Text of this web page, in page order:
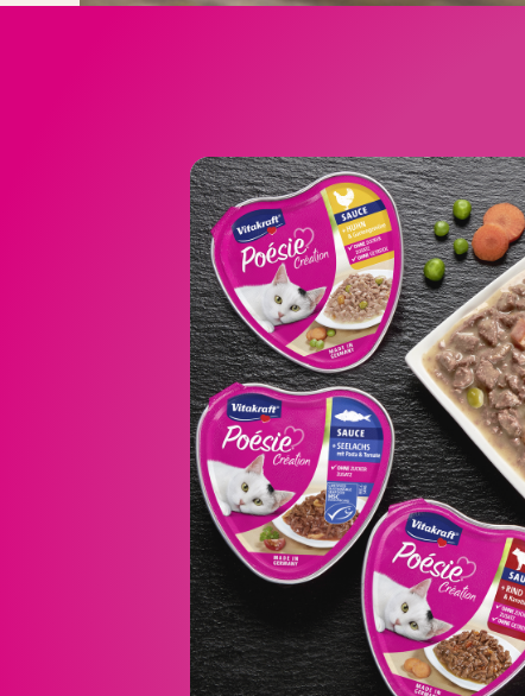
Het assortiment
Création met
Création met
Création met
Création met koolvis,
Création met
Création
Création Multipack met kip,